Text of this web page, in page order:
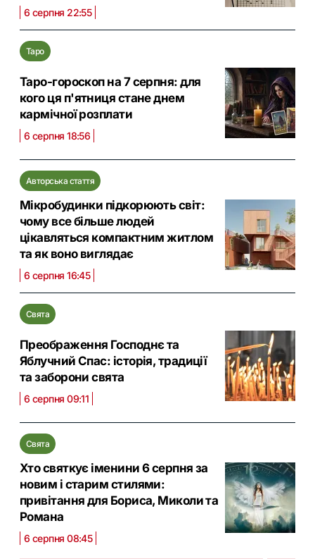
6 серпня 22:55
Таро
Таро-гороскоп на 7 серпня: для
кого ця п'ятниця стане днем
кармічної розплати
6 серпня 18:56
Авторська стаття
Мікробудинки підкорюють світ:
чому все більше людей
цікавляться компактним житлом
та як воно виглядає
6 серпня 16:45
Свята
Преображення Господнє та
Яблучний Спас: історія, традиції
та заборони свята
6 серпня 09:11
Свята
Хто святкує іменини 6 серпня за
новим і старим стилями:
привітання для Бориса, Миколи та
Романа
6 серпня 08:45